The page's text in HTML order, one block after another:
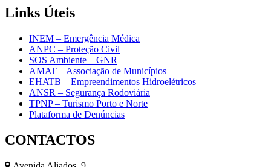
Links Úteis
INEM – Emergência Médica
ANPC – Proteção Civil
SOS Ambiente – GNR
AMAT – Associação de Municípios
EHATB – Empreendimentos Hidroelétricos
ANSR – Segurança Rodoviária
TPNP – Turismo Porto e Norte
Plataforma de Denúncias
CONTACTOS